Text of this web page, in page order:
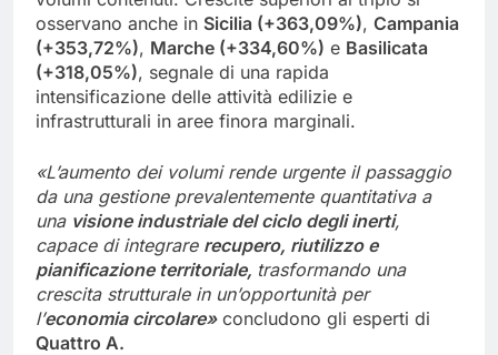
osservano anche in Sicilia (+363,09%), Campania
(+353,72%), Marche (+334,60%) e Basilicata
(+318,05%), segnale di una rapida
intensificazione delle attività edilizie e
infrastrutturali in aree finora marginali.
«L’aumento dei volumi rende urgente il passaggio
da una gestione prevalentemente quantitativa a
una visione industriale del ciclo degli inerti,
capace di integrare recupero, riutilizzo e
pianificazione territoriale, trasformando una
crescita strutturale in un’opportunità per
l’economia circolare» concludono gli esperti di
Quattro A.